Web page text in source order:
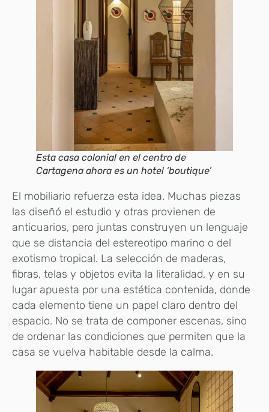
Esta casa colonial en el centro de
Cartagena ahora es un hotel ‘boutique’
El mobiliario refuerza esta idea. Muchas piezas
las diseñó el estudio y otras provienen de
anticuarios, pero juntas construyen un lenguaje
que se distancia del estereotipo marino o del
exotismo tropical. La selección de maderas,
fibras, telas y objetos evita la literalidad, y en su
lugar apuesta por una estética contenida, donde
cada elemento tiene un papel claro dentro del
espacio. No se trata de componer escenas, sino
de ordenar las condiciones que permiten que la
casa se vuelva habitable desde la calma.